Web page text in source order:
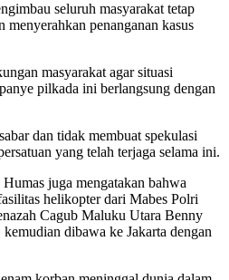
seluruh masyarakat tetap
penanganan kasus
masyarakat agar situasi
pilkada ini berlangsung dengan
dan tidak membuat spekulasi
yang telah terjaga selama ini.
juga mengatakan bahwa
helikopter dari Mabes Polri
Cagub Maluku Utara Benny
dibawa ke Jakarta dengan